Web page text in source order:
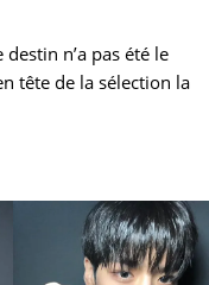
n’a pas été le
tête de la sélection la